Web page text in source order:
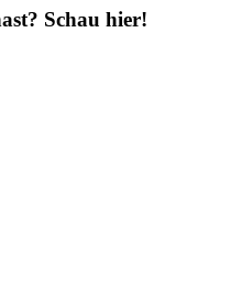
Schau hier!